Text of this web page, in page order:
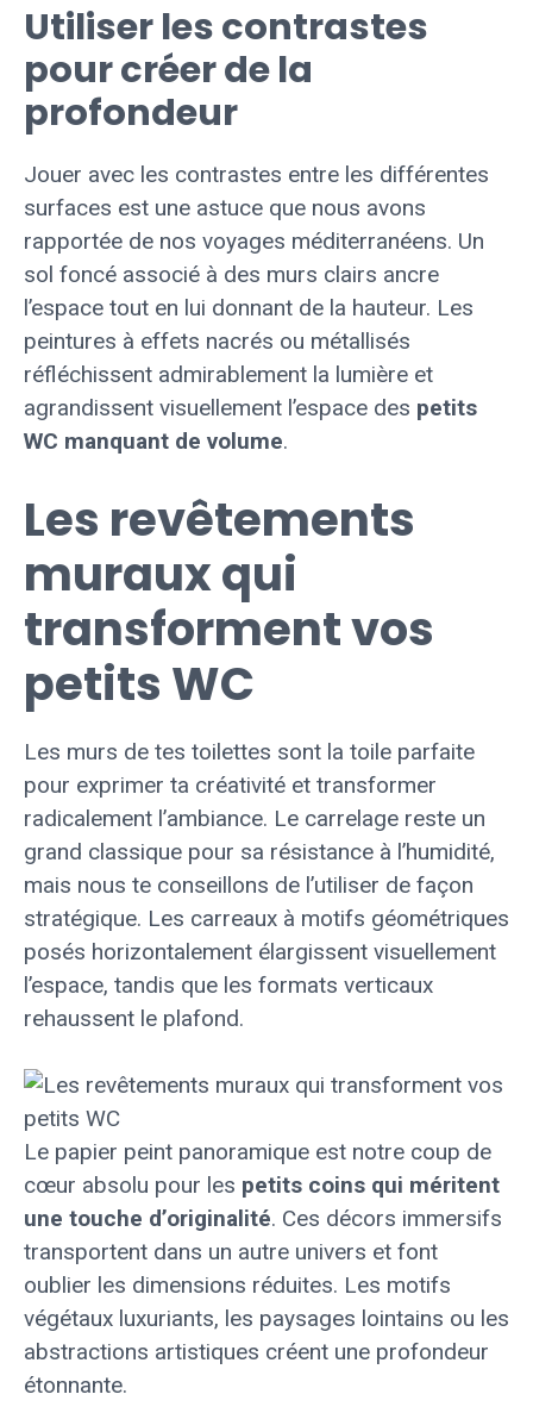
Utiliser les contrastes
pour créer de la
profondeur
Jouer avec les contrastes entre les différentes
surfaces est une astuce que nous avons
rapportée de nos voyages méditerranéens. Un
sol foncé associé à des murs clairs ancre
l’espace tout en lui donnant de la hauteur. Les
peintures à effets nacrés ou métallisés
réfléchissent admirablement la lumière et
agrandissent visuellement l’espace des petits
WC manquant de volume.
Les revêtements
muraux qui
transforment vos
petits WC
Les murs de tes toilettes sont la toile parfaite
pour exprimer ta créativité et transformer
radicalement l’ambiance. Le carrelage reste un
grand classique pour sa résistance à l’humidité,
mais nous te conseillons de l’utiliser de façon
stratégique. Les carreaux à motifs géométriques
posés horizontalement élargissent visuellement
l’espace, tandis que les formats verticaux
rehaussent le plafond.
Le papier peint panoramique est notre coup de
cœur absolu pour les petits coins qui méritent
une touche d’originalité. Ces décors immersifs
transportent dans un autre univers et font
oublier les dimensions réduites. Les motifs
végétaux luxuriants, les paysages lointains ou les
abstractions artistiques créent une profondeur
étonnante.